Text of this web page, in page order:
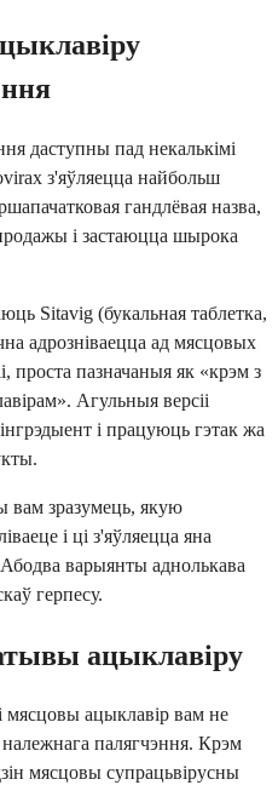
даступны пад некалькімі
з'яўляецца найбольш
гандлёвая назва,
і застаюцца шырока
Sitavig (букальная таблетка,
адрозніваецца ад мясцовых
проста пазначаныя як «крэм з
Агульныя версіі
і працуюць гэтак жа
зразумець, якую
і ці з'яўляецца яна
варыянты аднолькава
герпесу.
ацыклавіру
мясцовы ацыклавір вам не
належнага палягчэння. Крэм
мясцовы супрацьвірусны